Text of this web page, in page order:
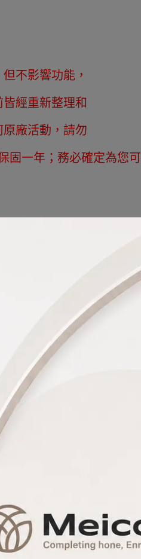
不影響功能，
經重新整理和
廠活動，請勿
固一年；務必確定為您可